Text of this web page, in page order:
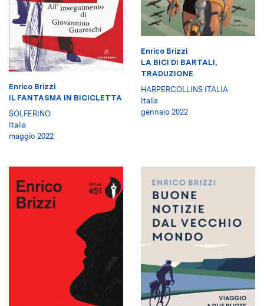
Enrico Brizzi
IL FANTASMA IN BICICLETTA
SOLFERINO
Italia
maggio 2022
Enrico Brizzi
LA BICI DI BARTALI,
TRADUZIONE
HARPERCOLLINS ITALIA
Italia
gennaio 2022